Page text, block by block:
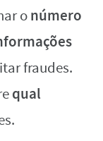
onúmero
fraudes.
qual